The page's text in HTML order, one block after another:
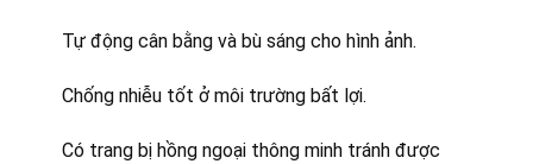
Tự động cân bằng và bù sáng cho hình ảnh.
Chống nhiễu tốt ở môi trường bất lợi.
Có trang bị hồng ngoại thông minh tránh được